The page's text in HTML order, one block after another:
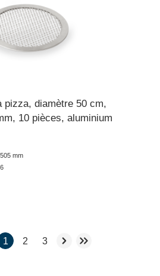
pizza, diamètre 50 cm,
10 pièces, aluminium
mm
1 2 3